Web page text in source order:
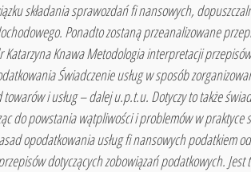
składania sprawozdań fi nansowych,
Ponadto zostaną przeanalizowane
Knawa Metodologia interpretacji
Świadczenie usług w sposób
i usług – dalej u.p.t.u. Dotyczy to także
do powstania wątpliwości i problemów w praktyce
opodatkowania usług fi nansowych podatkiem
dotyczących zobowiązań podatkowych. Jest